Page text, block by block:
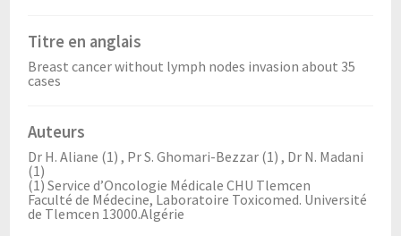
Titre en anglais
Breast cancer without lymph nodes invasion about 35
cases
Auteurs
Dr H. Aliane (1) , Pr S. Ghomari-Bezzar (1) , Dr N. Madani
(1)
(1) Service d’Oncologie Médicale CHU Tlemcen
Faculté de Médecine, Laboratoire Toxicomed. Université
de Tlemcen 13000.Algérie